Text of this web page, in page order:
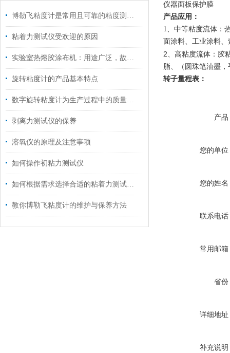
博勒飞粘度计是常用且可靠的粘度测量仪器
粘着力测试仪受欢迎的原因
实验室热熔胶涂布机：用途广泛，故障应对有方
旋转粘度计的产品基本特点
数字旋转粘度计为生产过程中的质量控制提供了强有力的支持
剥离力测试仪的保养
溶氧仪的原理及注意事项
如何操作初粘力测试仪
如何根据需求选择合适的粘着力测试仪？
教你博勒飞粘度计的维护与保养方法
仪器面板保护膜
产品应用：
1、中等粘度流体：
面涂料、工业涂料
2、 高粘度流体：胶
脂、（圆珠笔油墨
转子量程表：
产品
您的单位
您的姓名
联系电话
常用邮箱
省份
详细地址
补充说明